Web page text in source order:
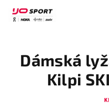
obsah
Dámská
Kilpi